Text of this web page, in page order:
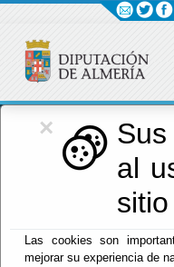
×
al
sitio
Las cookies son
mejorar su experiencia de
DIPUTACIÓN